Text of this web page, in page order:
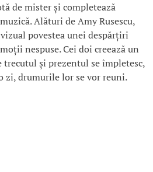
de mister și completează
Alături de Amy Rusescu,
povestea unei despărțiri
nespuse. Cei doi creează un
și prezentul se împletesc,
zi, drumurile lor se vor reuni.